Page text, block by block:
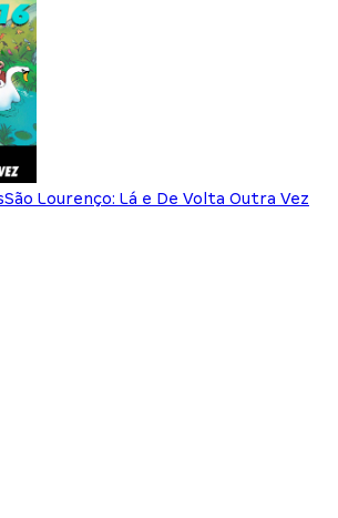
São Lourenço: Lá e De Volta Outra Vez